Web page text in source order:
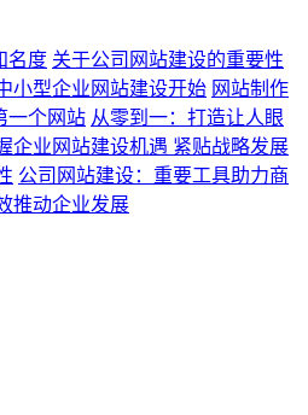
名度 关于公司网站建设的重要性
小型企业网站建设开始 网站制作
一个网站 从零到一：打造让人眼
企业网站建设机遇 紧贴战略发展
公司网站建设：重要工具助力商
推动企业发展